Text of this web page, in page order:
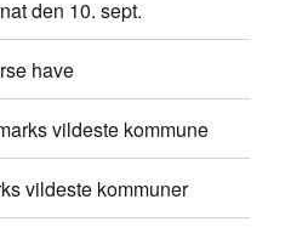
den 10. sept.
have
vildeste kommune
vildeste kommuner